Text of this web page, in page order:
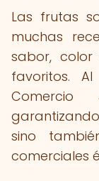
Las frutas
muchas
sabor,
favoritos.
sino
comerciales